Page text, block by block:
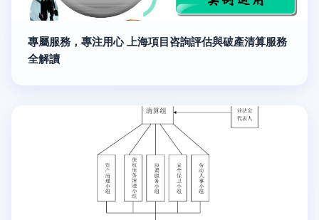
專屬服務，專注用心 上海項目咨詢評估與破產清算服務
全解讀